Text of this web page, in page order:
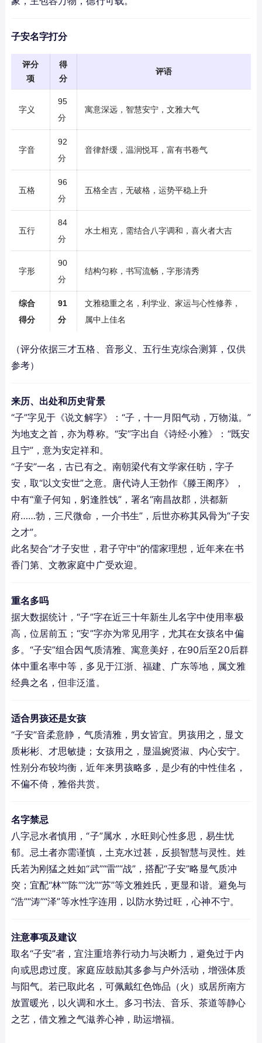
子安名字打分
评分
项
得
分
评语
字义
95
分
寓意深远，智慧安宁，文雅大气
字音
92
分
音律舒缓，温润悦耳，富有书卷气
五格
96
分
五格全吉，无破格，运势平稳上升
五行
84
分
水土相克，需结合八字调和，喜火者大吉
字形
90
分
结构匀称，书写流畅，字形清秀
综合
得分
91
分
文雅稳重之名，利学业、家运与心性修养，
属中上佳名
（评分依据三才五格、音形义、五行生克综合测算，仅供
参考）
来历、出处和历史背景
“子”字见于《说文解字》：“子，十一月阳气动，万物滋。”
为地支之首，亦为尊称。“安”字出自《诗经·小雅》：“既安
且宁”，意为安定祥和。
“子安”一名，古已有之。南朝梁代有文学家任昉，字子
安，取“以文安世”之意。唐代诗人王勃作《滕王阁序》，
中有“童子何知，躬逢胜饯”，署名“南昌故郡，洪都新
府……勃，三尺微命，一介书生”，后世亦称其风骨为“子安
之才”。
此名契合“才子安世，君子守中”的儒家理想，近年来在书
香门第、文教家庭中广受欢迎。
重名多吗
据大数据统计，“子”字在近三十年新生儿名字中使用率极
高，位居前五；“安”字亦为常见用字，尤其在女孩名中偏
多。“子安”组合因气质清雅、寓意美好，在90后至20后群
体中重名率中等，多见于江浙、福建、广东等地，属文雅
经典之名，但非泛滥。
适合男孩还是女孩
“子安”音柔意静，气质清雅，男女皆宜。男孩用之，显文
质彬彬、才思敏捷；女孩用之，显温婉贤淑、内心安宁。
性别分布较均衡，近年来男孩略多，是少有的中性佳名，
不偏不倚，雅俗共赏。
名字禁忌
八字忌水者慎用，“子”属水，水旺则心性多思，易生忧
郁。忌土者亦需谨慎，土克水过甚，反损智慧与灵性。姓
氏若为刚猛之姓如“武”“雷”“战”，搭配“子安”略显气质冲
突；宜配“林”“陈”“沈”“苏”等文雅姓氏，更显和谐。避免与
“浩”“涛”“泽”等水性字连用，以防水势过旺，心神不宁。
注意事项及建议
取名“子安”者，宜注重培养行动力与决断力，避免过于内
向或思虑过度。家庭应鼓励其多参与户外活动，增强体质
与阳气。若已取此名，可佩戴红色饰品（火）或居所南方
放置暖光，以火调和水土。多习书法、音乐、茶道等静心
之艺，借文雅之气滋养心神，助运增福。